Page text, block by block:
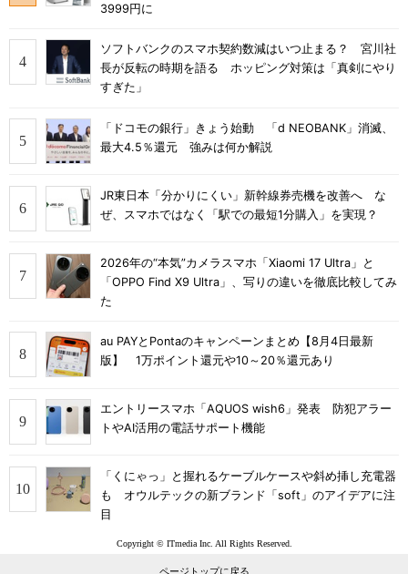
3999円に
ソフトバンクのスマホ契約数減はいつ止まる？ 宮川社
長が反転の時期を語る ホッピング対策は「真剣にやり
すぎた」
「ドコモの銀行」きょう始動 「d NEOBANK」消滅、
最大4.5％還元 強みは何か解説
JR東日本「分かりにくい」新幹線券売機を改善へ な
ぜ、スマホではなく「駅での最短1分購入」を実現？
2026年の“本気”カメラスマホ「Xiaomi 17 Ultra」と
「OPPO Find X9 Ultra」、写りの違いを徹底比較してみ
た
au PAYとPontaのキャンペーンまとめ【8月4日最新
版】 1万ポイント還元や10～20％還元あり
エントリースマホ「AQUOS wish6」発表 防犯アラー
トやAI活用の電話サポート機能
「くにゃっ」と握れるケーブルケースや斜め挿し充電器
も オウルテックの新ブランド「soft」のアイデアに注
目
Copyright © ITmedia Inc. All Rights Reserved.